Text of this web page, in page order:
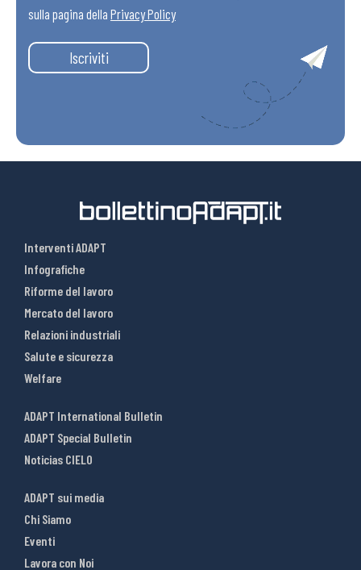
sulla pagina della Privacy Policy
Iscriviti
Interventi ADAPT
Infografiche
Riforme del lavoro
Mercato del lavoro
Relazioni industriali
Salute e sicurezza
Welfare
ADAPT International Bulletin
ADAPT Special Bulletin
Noticias CIELO
ADAPT sui media
Chi Siamo
Eventi
Lavora con Noi